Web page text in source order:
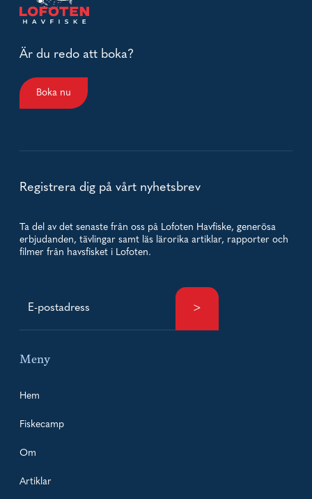
Är du redo att boka?
Boka nu
Registrera dig på vårt nyhetsbrev
Ta del av det senaste från oss på Lofoten Havfiske, generösa
erbjudanden, tävlingar samt läs lärorika artiklar, rapporter och
filmer från havsfisket i Lofoten.
Meny
Hem
Fiskecamp
Om
Artiklar